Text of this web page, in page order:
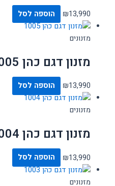
₪13,990 הוספה לסל
מזנונים
מזנון דגם כהן 1005
₪13,990 הוספה לסל
מזנונים
מזנון דגם כהן 1004
₪13,990 הוספה לסל
מזנונים